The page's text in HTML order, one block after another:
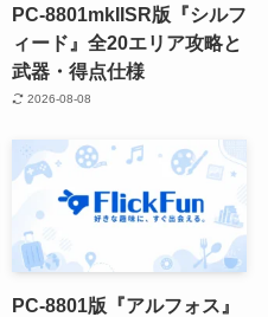
PC-8801mkIISR版『シルフ
ィード』全20エリア攻略と
武器・得点仕様
2026-08-08
PC-8801版『アルフォス』